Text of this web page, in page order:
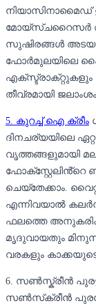
നിയാസിനാമൈഡ്
മോയ്സ്ചറൈസർ
സുഷിരങ്ങൾ
ഫോർമുലയിലെ
തീവ്രമായി
5. കുറച്ച് ഐ ക്രീം
ദിനചര്യയിലെ
വൃത്തങ്ങളുമായി
ചെയ്തേക്കാം.
എന്നിവയാൽ
ഫലത്തെ
മൃദുവായതും
വരകളും കാക്കയുടെ
6. സൺസ്ക്രീൻ
സൺസ്‌ക്രീൻ